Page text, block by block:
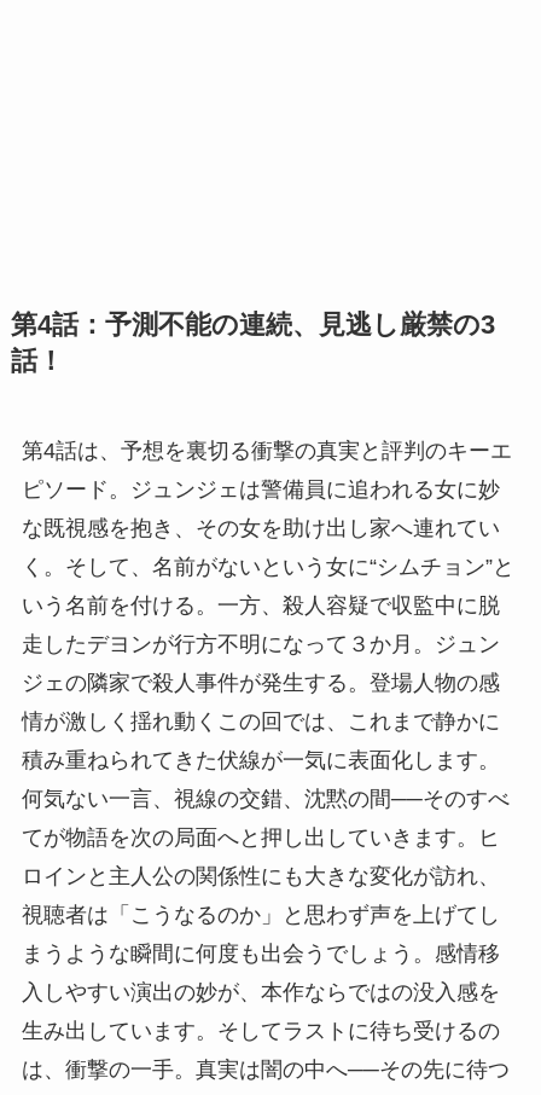
第4話：予測不能の連続、見逃し厳禁の3
話！
第4話は、予想を裏切る衝撃の真実と評判のキーエ
ピソード。ジュンジェは警備員に追われる女に妙
な既視感を抱き、その女を助け出し家へ連れてい
く。そして、名前がないという女に“シムチョン”と
いう名前を付ける。一方、殺人容疑で収監中に脱
走したデヨンが行方不明になって３か月。ジュン
ジェの隣家で殺人事件が発生する。登場人物の感
情が激しく揺れ動くこの回では、これまで静かに
積み重ねられてきた伏線が一気に表面化します。
何気ない一言、視線の交錯、沈黙の間──そのすべ
てが物語を次の局面へと押し出していきます。ヒ
ロインと主人公の関係性にも大きな変化が訪れ、
視聴者は「こうなるのか」と思わず声を上げてし
まうような瞬間に何度も出会うでしょう。感情移
入しやすい演出の妙が、本作ならではの没入感を
生み出しています。そしてラストに待ち受けるの
は、衝撃の一手。真実は闇の中へ──その先に待つ